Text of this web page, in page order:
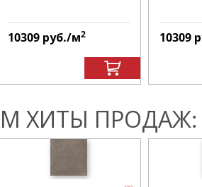
10309 руб./м2 10309
ХИТЫ ПРОДАЖ: